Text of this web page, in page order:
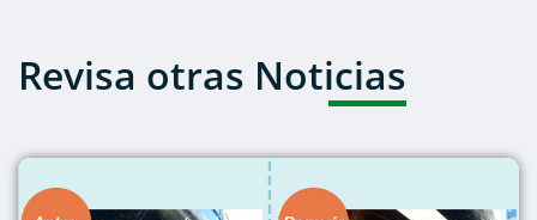
Revisa otras Noticias